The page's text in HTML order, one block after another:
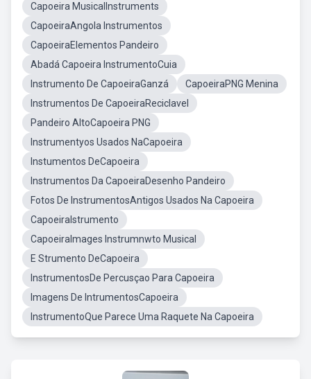
Capoeira MusicalInstruments
CapoeiraAngola Instrumentos
CapoeiraElementos Pandeiro
Abadá Capoeira InstrumentoCuia
Instrumento De CapoeiraGanzá
CapoeiraPNG Menina
Instrumentos De CapoeiraReciclavel
Pandeiro AltoCapoeira PNG
Instrumentyos Usados NaCapoeira
Instumentos DeCapoeira
Instrumentos Da CapoeiraDesenho Pandeiro
Fotos De InstrumentosAntigos Usados Na Capoeira
CapoeiraIstrumento
CapoeiraImages Instrumnwto Musical
E Strumento DeCapoeira
InstrumentosDe Percusçao Para Capoeira
Imagens De IntrumentosCapoeira
InstrumentoQue Parece Uma Raquete Na Capoeira